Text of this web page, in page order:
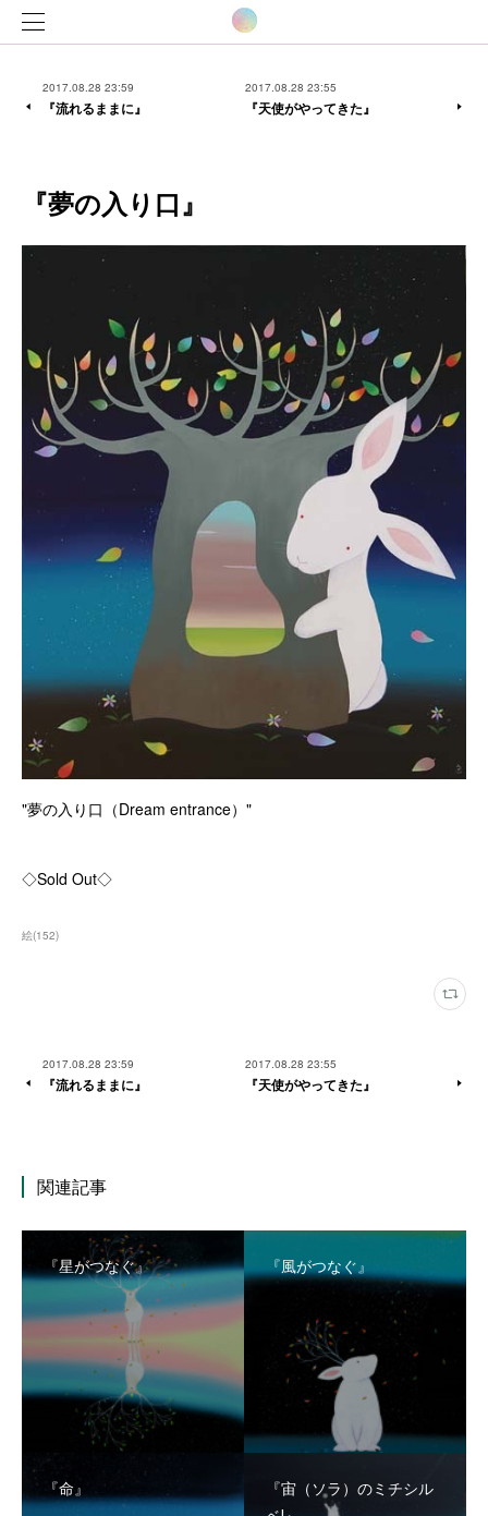
2017.08.28 23:59
『流れるままに』
2017.08.28 23:55
『天使がやってきた』
『夢の入り口』
"夢の入り口（Dream entrance）"
◇Sold Out◇
絵(152)
2017.08.28 23:59
『流れるままに』
2017.08.28 23:55
『天使がやってきた』
関連記事
『星がつなぐ』 『風がつなぐ』
『命』
『宙（ソラ）のミチシル